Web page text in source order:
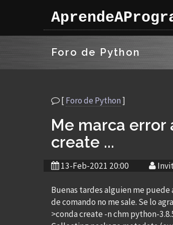
Foro de Python
[Foro de Python]
Me marca error
create ...
13-Feb-2021 20:00
Buenas tardes alguien me
de comando no me sale. Se lo
>conda create -n chm python-